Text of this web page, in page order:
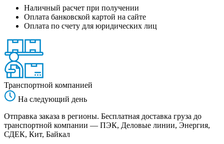
Наличный расчет при получении
Оплата банковской картой на сайте
Оплата по счету для юридических лиц
Транспортной компанией
На следующий день
Отправка заказа в регионы. Бесплатная доставка груза до
транспортной компании — ПЭК, Деловые линии, Энергия,
СДЕК, Кит, Байкал